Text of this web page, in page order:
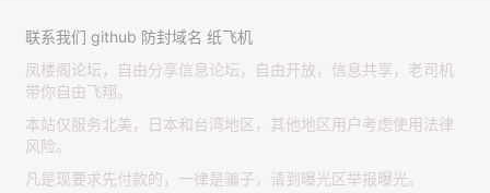
联系我们 github 防封域名 纸飞机
凤楼阁论坛，自由分享信息论坛，自由开放，信息共享，老司机
带你自由飞翔。
本站仅服务北美，日本和台湾地区，其他地区用户考虑使用法律
风险。
凡是现要求先付款的，一律是骗子，请到曝光区举报曝光。